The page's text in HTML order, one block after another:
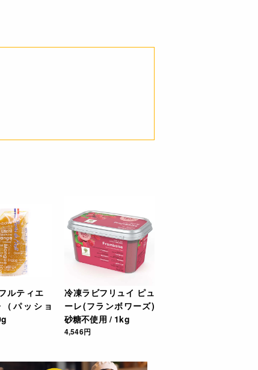
ーに香料、着色料、保存料を
の中には「果物をかじってい
です。
リンク等にご使用下さい。
ルティエ
パッショ
冷凍ラビフリュイ ピュ
ーレ(フランボワーズ)
砂糖不使用 / 1kg
4,546円